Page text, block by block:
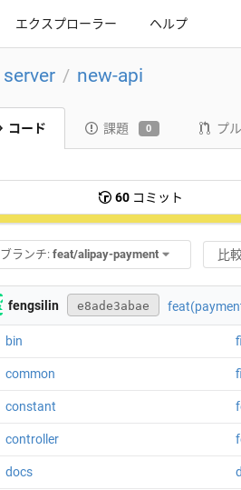
エクスプローラー ヘルプ
server / new-api
コード 課題 0 プ
60 コミット
ブランチ:feat/alipay-payment 比
fengsilin e8ade3abae
bin
common
constant
controller
docs